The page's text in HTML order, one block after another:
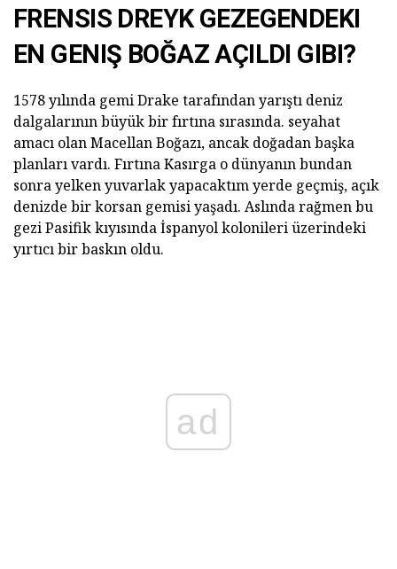
FRENSIS DREYK GEZEGENDEKI
EN GENIŞ BOĞAZ AÇILDI GIBI?
1578 yılında gemi Drake tarafından yarıştı deniz
dalgalarının büyük bir fırtına sırasında. seyahat
amacı olan Macellan Boğazı, ancak doğadan başka
planları vardı. Fırtına Kasırga o dünyanın bundan
sonra yelken yuvarlak yapacaktım yerde geçmiş, açık
denizde bir korsan gemisi yaşadı. Aslında rağmen bu
gezi Pasifik kıyısında İspanyol kolonileri üzerindeki
yırtıcı bir baskın oldu.
ad